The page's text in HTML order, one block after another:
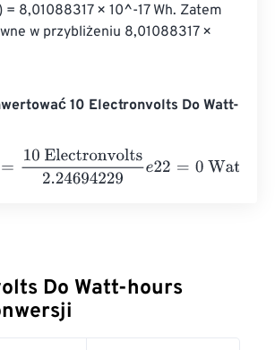
= 8,01088317 × 10^-17 Wh. Zatem
w przybliżeniu 8,01088317 ×
10 Electronvolts Do Watt-
Electronvolts2.24694229 22=0 Watt-
Do Watt-hours